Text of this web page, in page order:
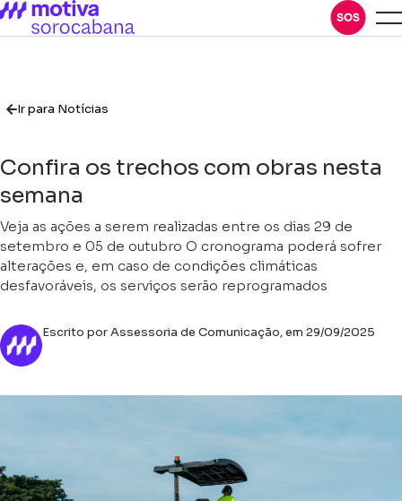
Ir para Notícias
Confira os trechos com obras nesta
semana
Veja as ações a serem realizadas entre os dias 29 de
setembro e 05 de outubro O cronograma poderá sofrer
alterações e, em caso de condições climáticas
desfavoráveis, os serviços serão reprogramados
Escrito por Assessoria de Comunicação, em 29/09/2025